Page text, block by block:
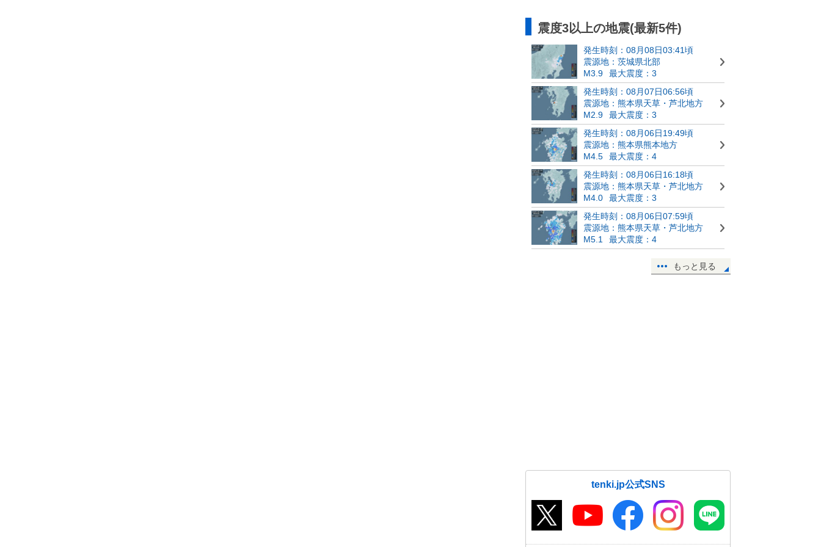
震度3以上の地震(最新5件)
発生時刻：08月08日03:41頃
震源地：茨城県北部
M3.9
最大震度：3
発生時刻：08月07日06:56頃
震源地：熊本県天草・芦北地方
M2.9
最大震度：3
発生時刻：08月06日19:49頃
震源地：熊本県熊本地方
M4.5
最大震度：4
発生時刻：08月06日16:18頃
震源地：熊本県天草・芦北地方
M4.0
最大震度：3
発生時刻：08月06日07:59頃
震源地：熊本県天草・芦北地方
M5.1
最大震度：4
もっと見る
tenki.jp公式SNS